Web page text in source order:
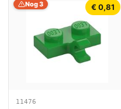
€ 0,81
Nog 3
11476